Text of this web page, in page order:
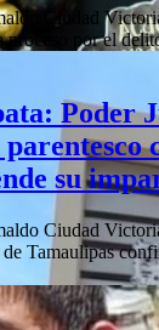
Ciudad
proceso por el
Poder
su
Ciudad
Tamaulipas